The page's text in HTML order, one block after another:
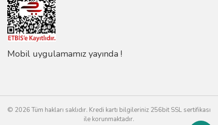
Mobil uygulamamız yayında !
© 2026 Tüm hakları saklıdır. Kredi kartı bilgileriniz 256bit SSL sertifikası
ile korunmaktadır.